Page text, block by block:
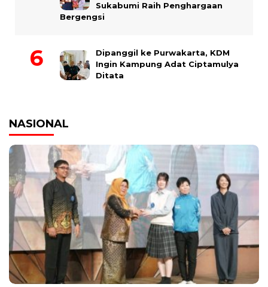
Sukabumi Raih Penghargaan
Bergengsi
Dipanggil ke Purwakarta, KDM
Ingin Kampung Adat Ciptamulya
Ditata
NASIONAL